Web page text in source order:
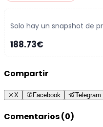
Solo hay un snapshot de
188.73€
Compartir
X Facebook Telegram
Comentarios (0)